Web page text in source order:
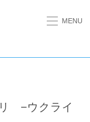
MENU
−ウクライ